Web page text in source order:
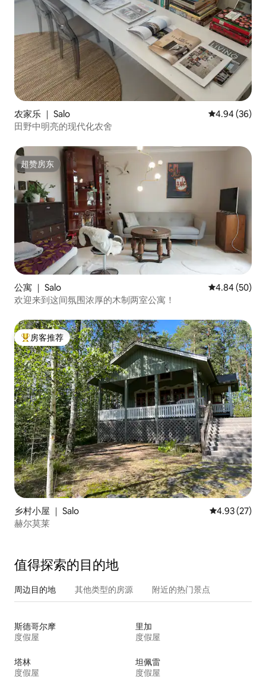
农家乐 ｜ Salo 平均评分 4.94
4.94 (36)
田野中明亮的现代化农舍
超赞房东
超赞房东
公寓 ｜ Salo 平均评分 4.84
4.84 (50)
欢迎来到这间氛围浓厚的木制两室公寓！
热门「房客推荐」
房客推荐
乡村小屋 ｜ Salo 平均评分
4.93 (27)
赫尔莫莱
值得探索的目的地
周边目的地 其他类型的房源 附近的热门景点
斯德哥尔摩
度假屋
里加
度假屋
塔林
度假屋
坦佩雷
度假屋